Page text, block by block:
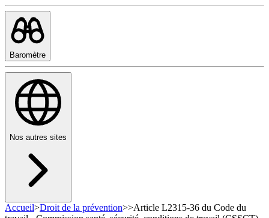
Baromètre
Nos autres sites
Accueil>Droit de la prévention>>Article L2315-36 du Code du